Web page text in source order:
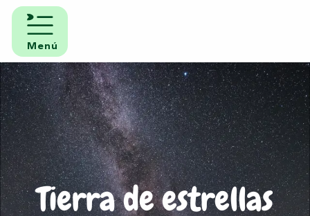
Aller
contenu
principal
Menú
Tierra de estrellas